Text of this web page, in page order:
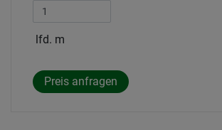
lfd. m